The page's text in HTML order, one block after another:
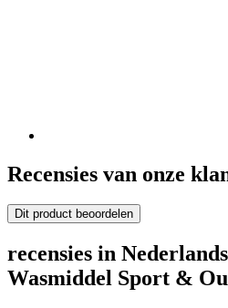
Recensies van onze
Dit product beoordelen
recensies in
Wasmiddel Sport &